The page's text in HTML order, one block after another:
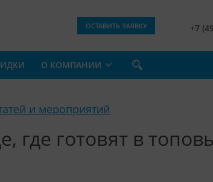
ОСТАВИТЬ ЗАЯВКУ +7
О КОМПАНИИ
и мероприятий
где готовят в